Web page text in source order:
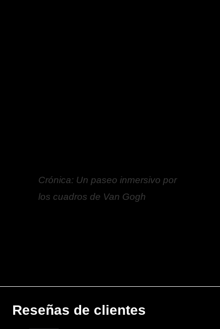
Crónica: Un paseo inmersivo por
los cuadros de Van Gogh
Reseñas de clientes